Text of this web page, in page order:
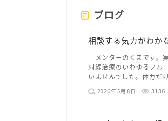
ブログ
相談する気力がわか
メンターのくまです。
射線治療のいわゆるフル
いませんでした。体力だ
2026年5月8日 3136